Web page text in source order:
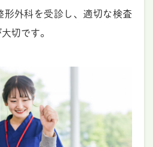
形外科を受診し、適切な検査
切です。